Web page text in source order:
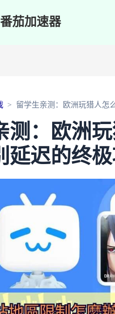
番茄加速器
留学生亲测：欧洲玩猎人怎
测：欧洲
延迟的终